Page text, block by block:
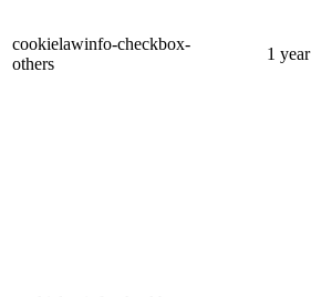
cookielawinfo-checkbox-
others
1 year